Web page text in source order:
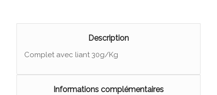
Description
Complet avec liant 30g/Kg
Informations complémentaires